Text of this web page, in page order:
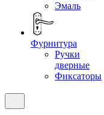
Эмаль
Фурнитура
Ручки
дверные
Фиксаторы